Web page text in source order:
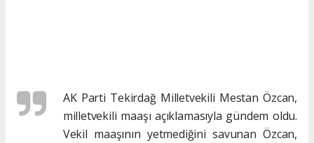
AK Parti Tekirdağ Milletvekili Mestan Özcan,
milletvekili maaşı açıklamasıyla gündem oldu.
Vekil maaşının yetmediğini savunan Özcan,